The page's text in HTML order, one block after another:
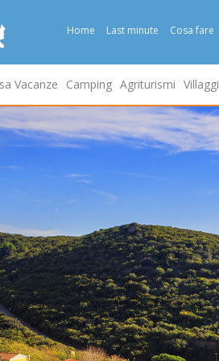
Home Last minute Cosa fare
Vacanze Camping Agriturismi Villaggi